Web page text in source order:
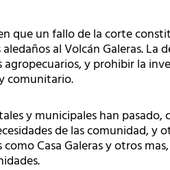
que un fallo de la corte
al Volcán Galeras.
y prohibir la
comunitario.
y municipales han pasado,
de las comunidad, y
Casa Galeras y otros